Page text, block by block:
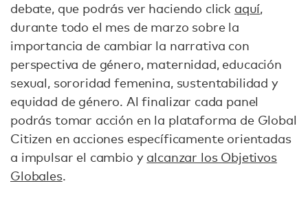
debate, que podrás ver haciendo click aquí,
durante todo el mes de marzo sobre la
importancia de cambiar la narrativa con
perspectiva de género, maternidad, educación
sexual, sororidad femenina, sustentabilidad y
equidad de género. Al finalizar cada panel
podrás tomar acción en la plataforma de Global
Citizen en acciones específicamente orientadas
a impulsar el cambio y alcanzar los Objetivos
Globales.